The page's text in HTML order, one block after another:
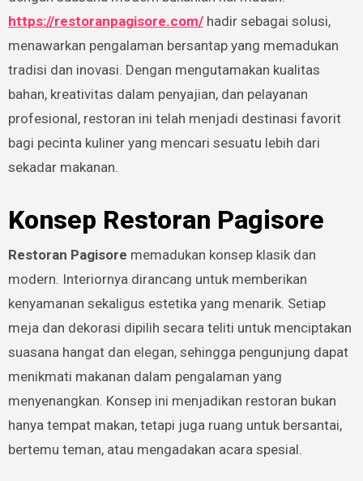
https://restoranpagisore.com/hadir sebagai solusi,
menawarkan pengalaman bersantap yang memadukan
tradisi dan inovasi. Dengan mengutamakan kualitas
bahan, kreativitas dalam penyajian, dan pelayanan
profesional, restoran ini telah menjadi destinasi favorit
bagi pecinta kuliner yang mencari sesuatu lebih dari
sekadar makanan.
Konsep Restoran Pagisore
Restoran Pagisore memadukan konsep klasik dan
modern. Interiornya dirancang untuk memberikan
kenyamanan sekaligus estetika yang menarik. Setiap
meja dan dekorasi dipilih secara teliti untuk menciptakan
suasana hangat dan elegan, sehingga pengunjung dapat
menikmati makanan dalam pengalaman yang
menyenangkan. Konsep ini menjadikan restoran bukan
hanya tempat makan, tetapi juga ruang untuk bersantai,
bertemu teman, atau mengadakan acara spesial.